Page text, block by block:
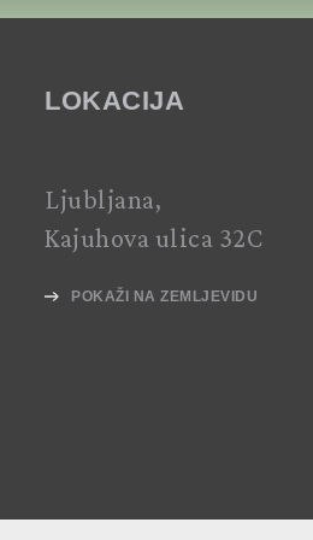
LOKACIJA
Ljubljana,
Kajuhova ulica 32C
POKAŽI NA ZEMLJEVIDU